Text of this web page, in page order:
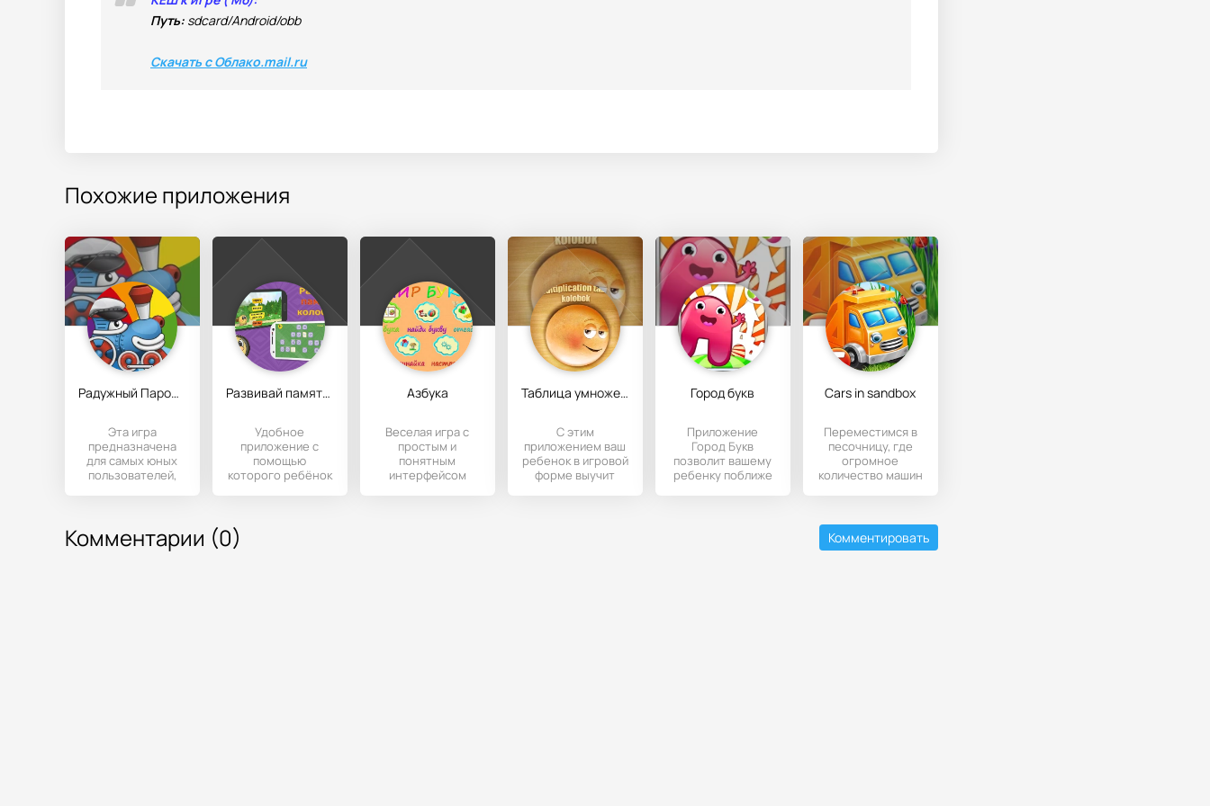
Путь: sdcard/Android/obb
Скачать с Облако.mail.ru
Похожие приложения
Радужный Паровоз: учим цвета
Эта игра
предназначена
для самых юных
пользователей,
Развивай память с Колобком
Удобное
приложение с
помощью
которого ребёнок
Азбука
Веселая игра с
простым и
понятным
интерфейсом
Таблица умножения: колобок
С этим
приложением ваш
ребенок в игровой
форме выучит
Город букв
Приложение
Город Букв
позволит вашему
ребенку поближе
Cars in sandbox
Переместимся в
песочницу, где
огромное
количество машин
каждой
Комментарии (0) Комментировать